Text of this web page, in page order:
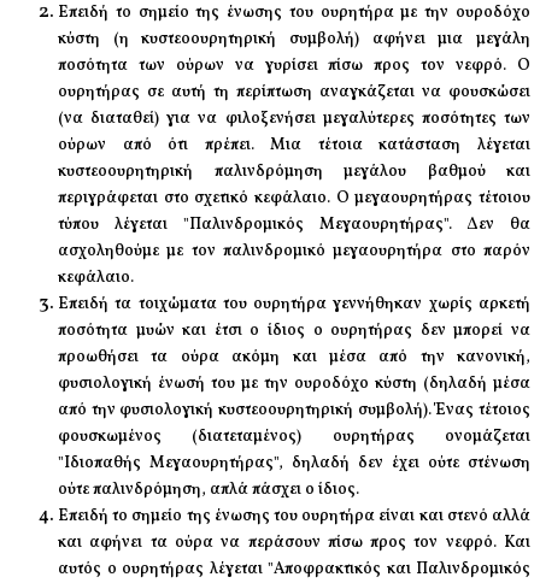
Επειδή το σημείο της ένωσης του ουρητήρα με την ουροδόχο
κύστη (η κυστεοουρητηρική συμβολή) αφήνει μια μεγάλη
ποσότητα των ούρων να γυρίσει πίσω προς τον νεφρό. Ο
ουρητήρας σε αυτή τη περίπτωση αναγκάζεται να φουσκώσει
(να διαταθεί) για να φιλοξενήσει μεγαλύτερες ποσότητες των
ούρων από ότι πρέπει. Μια τέτοια κατάσταση λέγεται
κυστεοουρητηρική παλινδρόμηση μεγάλου βαθμού και
περιγράφεται στο σχετικό κεφάλαιο. Ο μεγαουρητήρας τέτοιου
τύπου λέγεται "Παλινδρομικός Μεγαουρητήρας". Δεν θα
ασχοληθούμε με τον παλινδρομικό μεγαουρητήρα στο παρόν
κεφάλαιο.
Επειδή τα τοιχώματα του ουρητήρα γεννήθηκαν χωρίς αρκετή
ποσότητα μυών και έτσι ο ίδιος ο ουρητήρας δεν μπορεί να
προωθήσει τα ούρα ακόμη και μέσα από την κανονική,
φυσιολογική ένωσή του με την ουροδόχο κύστη (δηλαδή μέσα
από την φυσιολογική κυστεοουρητηρική συμβολή). Ένας τέτοιος
φουσκωμένος (διατεταμένος) ουρητήρας ονομάζεται
"Ιδιοπαθής Μεγαουρητήρας", δηλαδή δεν έχει ούτε στένωση
ούτε παλινδρόμηση, απλά πάσχει ο ίδιος.
Επειδή το σημείο της ένωσης του ουρητήρα είναι και στενό αλλά
και αφήνει τα ούρα να περάσουν πίσω προς τον νεφρό. Και
αυτός ο ουρητήρας λέγεται "Αποφρακτικός και Παλινδρομικός